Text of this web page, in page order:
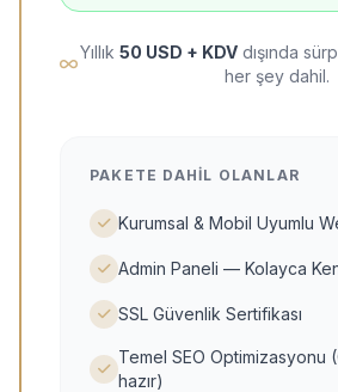
Yıllık 50 USD + KDV dışında
her şey dahil.
PAKETE DAHIL OLANLAR
Kurumsal & Mobil Uyumlu
Admin Paneli — Kolayca
SSL Güvenlik Sertifikası
Temel SEO Optimizasyonu
hazır)